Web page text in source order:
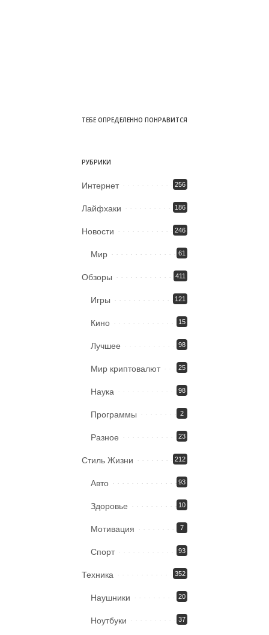
ТЕБЕ ОПРЕДЕЛЕННО ПОНРАВИТСЯ
РУБРИКИ
Интернет 256
Лайфхаки 186
Новости 246
Мир 61
Обзоры 411
Игры 121
Кино 15
Лучшее 98
Мир криптовалют 25
Наука 98
Программы 2
Разное 23
Стиль Жизни 212
Авто 93
Здоровье 10
Мотивация 7
Спорт 93
Техника 352
Наушники 20
Ноутбуки 37